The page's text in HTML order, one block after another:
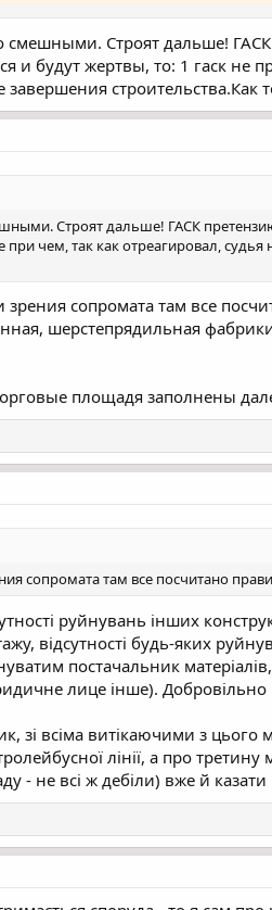
Строят дальше!
и будут жертвы, то: 1 гаск
строительства.Как
Строят дальше! ГАСК
при чем, так как отреагировал,
зрения сопромата там все
шерстепрядильная
площадя заполнены
сопромата там все посчитано
руйнувань інших
відсутності будь-яких
постачальник
лице інше). Добровільно
зі всіма витікаючими з
лінії, а про
- не всі ж дебіли) вже й казати